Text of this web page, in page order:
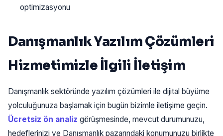
optimizasyonu
Danışmanlık Yazılım Çözümleri
Hizmetimizle İlgili İletişim
Danışmanlık sektöründe yazılım çözümleri ile dijital büyüme
yolculuğunuza başlamak için bugün bizimle iletişime geçin.
Ücretsiz ön analiz görüşmesinde, mevcut durumunuzu,
hedeflerinizi ve Danışmanlık pazarındaki konumunuzu birlikte